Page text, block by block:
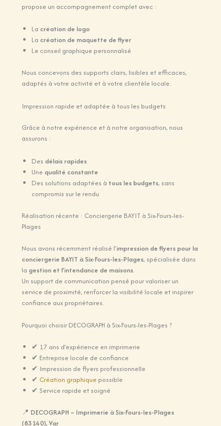
propose un accompagnement complet avec :
La création de logo
La création de maquette de flyer
Le conseil graphique personnalisé
Nous concevons des supports clairs, lisibles et efficaces,
adaptés à votre activité et à votre clientèle locale.
Impression rapide et adaptée à tous les budgets
Grâce à notre expérience et à notre organisation, nous
assurons :
Des délais rapides
Une qualité constante
Des solutions adaptées à tous les budgets, sans
compromis sur le rendu
Réalisation récente : Conciergerie BAYIT à Six-Fours-les-
Plages
Nous avons récemment réalisé l’impression de flyers pour la
conciergerie BAYIT à Six-Fours-les-Plages, spécialisée dans
la gestion et l’intendance de maisons.
Un support de communication pensé pour valoriser un
service de proximité, renforcer la visibilité locale et inspirer
confiance aux propriétaires.
Pourquoi choisir DECOGRAPH à Six-Fours-les-Plages ?
✔ 17 ans d’expérience en imprimerie
✔ Entreprise locale de confiance
✔ Impression de flyers professionnelle
✔ Création graphique possible
✔ Service rapide et soigné
📍 DECOGRAPH – Imprimerie à Six-Fours-les-Plages
(83140), Var